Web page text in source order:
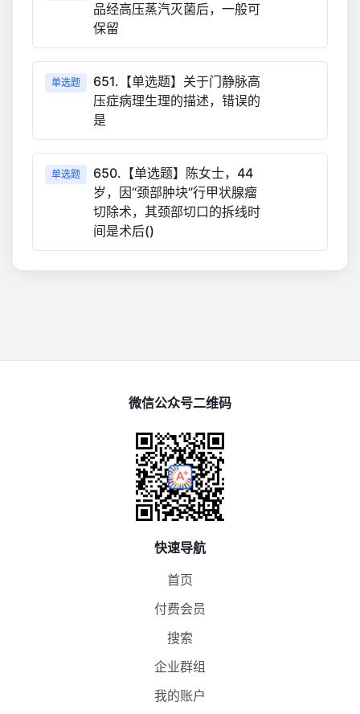
品经高压蒸汽灭菌后，一般可
保留
单选题
651.【单选题】关于门静脉高
压症病理生理的描述，错误的
是
单选题
650.【单选题】陈女士，44
岁，因“颈部肿块”行甲状腺瘤
切除术，其颈部切口的拆线时
间是术后()
微信公众号二维码
快速导航
首页
付费会员
搜索
企业群组
我的账户